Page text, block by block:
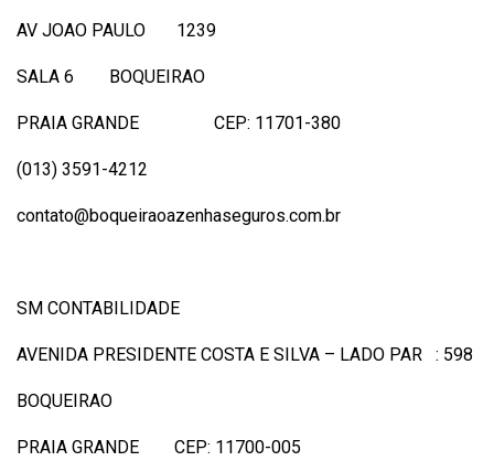
AV JOAO PAULO 1239
SALA 6 BOQUEIRAO
PRAIA GRANDE CEP: 11701-380
(013) 3591-4212
contato@boqueiraoazenhaseguros.com.br
SM CONTABILIDADE
AVENIDA PRESIDENTE COSTA E SILVA – LADO PAR : 598
BOQUEIRAO
PRAIA GRANDE CEP: 11700-005